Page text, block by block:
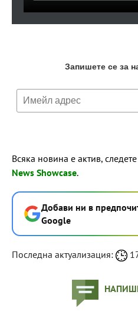
Всяка новина е актив,
News Showcase.
Добави ни в
Google
Последна актуализация: